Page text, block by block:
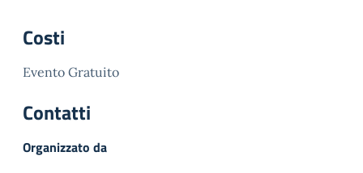
Costi
Evento Gratuito
Contatti
Organizzato da